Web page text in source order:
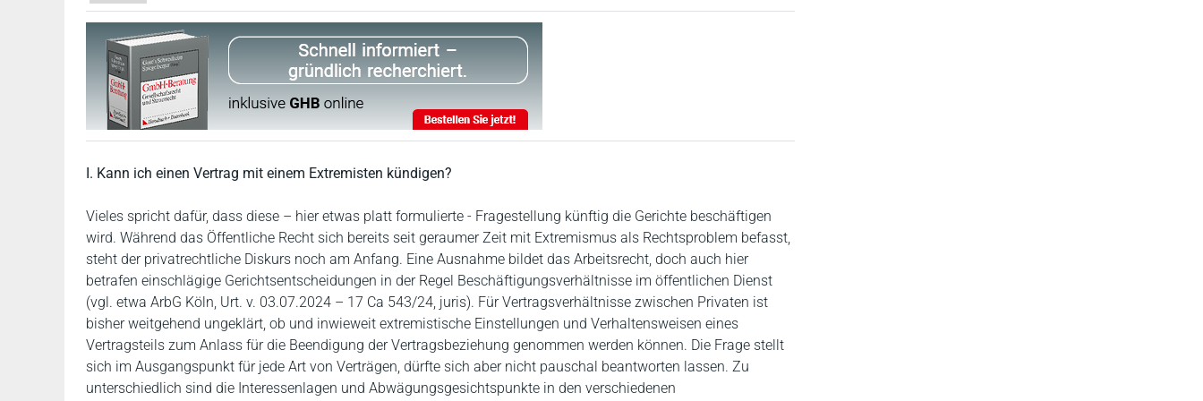
I. Kann ich einen Vertrag mit einem Extremisten kündigen?
Vieles spricht dafür, dass diese – hier etwas platt formulierte - Fragestellung künftig die Gerichte beschäftigen
wird. Während das Öffentliche Recht sich bereits seit geraumer Zeit mit Extremismus als Rechtsproblem befasst,
steht der privatrechtliche Diskurs noch am Anfang. Eine Ausnahme bildet das Arbeitsrecht, doch auch hier
betrafen einschlägige Gerichtsentscheidungen in der Regel Beschäftigungsverhältnisse im öffentlichen Dienst
(vgl. etwa ArbG Köln, Urt. v. 03.07.2024 – 17 Ca 543/24, juris). Für Vertragsverhältnisse zwischen Privaten ist
bisher weitgehend ungeklärt, ob und inwieweit extremistische Einstellungen und Verhaltensweisen eines
Vertragsteils zum Anlass für die Beendigung der Vertragsbeziehung genommen werden können. Die Frage stellt
sich im Ausgangspunkt für jede Art von Verträgen, dürfte sich aber nicht pauschal beantworten lassen. Zu
unterschiedlich sind die Interessenlagen und Abwägungsgesichtspunkte in den verschiedenen